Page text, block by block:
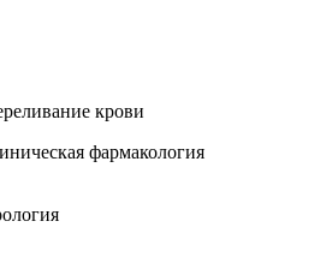
крови
фармакология